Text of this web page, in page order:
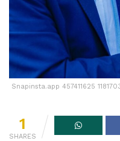
Snapinsta.app 457411625
1
SHARES